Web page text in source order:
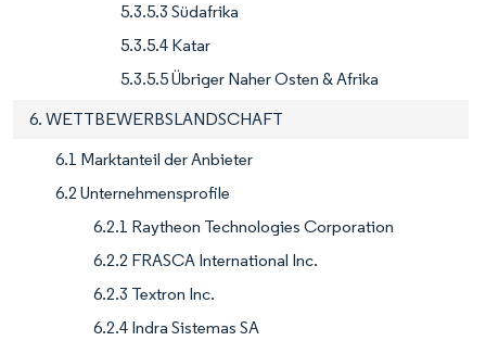
5.3.5.3 Südafrika
5.3.5.4 Katar
5.3.5.5 Übriger Naher Osten & Afrika
6. WETTBEWERBSLANDSCHAFT
6.1 Marktanteil der Anbieter
6.2 Unternehmensprofile
6.2.1 Raytheon Technologies Corporation
6.2.2 FRASCA International Inc.
6.2.3 Textron Inc.
6.2.4 Indra Sistemas SA